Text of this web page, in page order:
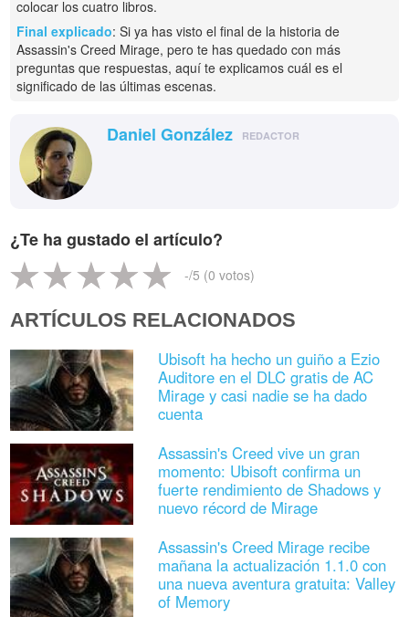
colocar los cuatro libros.
Final explicado: Si ya has visto el final de la historia de
Assassin's Creed Mirage, pero te has quedado con más
preguntas que respuestas, aquí te explicamos cuál es el
significado de las últimas escenas.
Daniel González REDACTOR
¿Te ha gustado el artículo?
-/5 (0 votos)
ARTÍCULOS RELACIONADOS
Ubisoft ha hecho un guiño a Ezio
Auditore en el DLC gratis de AC
Mirage y casi nadie se ha dado
cuenta
Assassin's Creed vive un gran
momento: Ubisoft confirma un
fuerte rendimiento de Shadows y
nuevo récord de Mirage
Assassin's Creed Mirage recibe
mañana la actualización 1.1.0 con
una nueva aventura gratuita: Valley
of Memory